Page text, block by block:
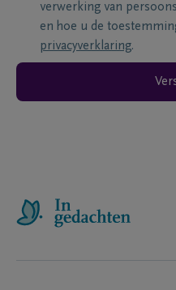
verwerking van
en hoe u de
privacyverklaring.